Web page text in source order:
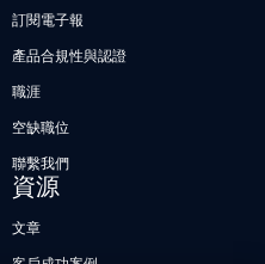
訂閱電子報
產品合規性與認證
職涯
空缺職位
聯繫我們
資源
文章